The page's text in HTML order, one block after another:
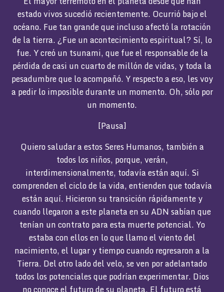
estado vivos sucedió recientemente. Ocurrió bajo el
océano. Fue tan grande que incluso afectó la rotación
de la tierra. ¿Fue un acontecimiento espiritual? Sí, lo
fue. Y creó un tsunami, que fue el responsable de la
pérdida de casi un cuarto de millón de vidas, y toda la
pesadumbre que lo acompañó. Y respecto a eso, les voy
a pedir lo imposible durante un momento. Oh, sólo por
un momento.
[Pausa]
Quiero saludar a estos Seres Humanos, también a
todos los niños, porque, verán,
interdimensionalmente, todavía están aquí. Si
comprenden el ciclo de la vida, entienden que todavía
están aquí. Hicieron su transición rápidamente y
cuando llegaron a este planeta en su ADN sabían que
tenían un contrato para esta muerte potencial. Yo
estaba con ellos en lo que llamo el viento del
nacimiento, el lugar y tiempo cuando regresaron a la
Tierra. Del otro lado del velo, se ven por adelantado
todos los potenciales que podrían experimentar. Dios
no conoce el futuro de su planeta. El futuro está